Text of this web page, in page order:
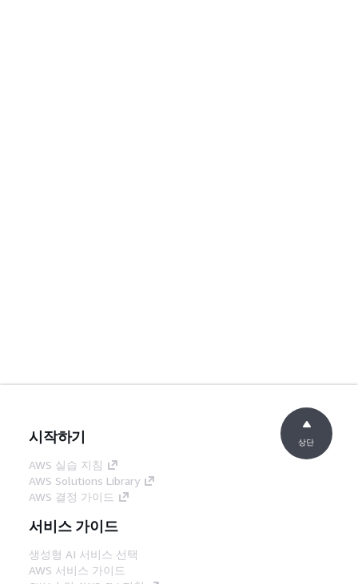
시작하기
AWS 실습 지침
AWS Solutions Library
AWS 결정 가이드
서비스 가이드
생성형 AI 서비스 선택
AWS 서비스 가이드
상단